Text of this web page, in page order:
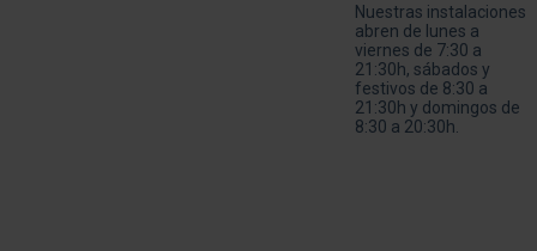
Nuestras instalaciones
abren de lunes a
viernes de 7:30 a
21:30h, sábados y
festivos de 8:30 a
21:30h y domingos de
8:30 a 20:30h.